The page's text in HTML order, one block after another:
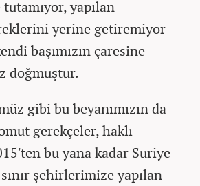
yapılan
yerine getiremiyor
başımızın çaresine
doğmuştur.
gibi bu beyanımızın da
gerekçeler, haklı
bu yana kadar Suriye
şehirlerimize yapılan